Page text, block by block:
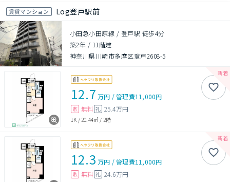
賃貸マンション Log登戸駅前
小田急小田原線 / 登戸駅 徒歩4分
築2年 / 11階建
神奈川県川崎市多摩区登戸2608-5
12.7 万円 /管理費11,000円
敷 無料 礼 25.4万円
1K /20.44㎡ / 2階
12.3 万円 /管理費11,000円
敷 無料 礼 24.6万円